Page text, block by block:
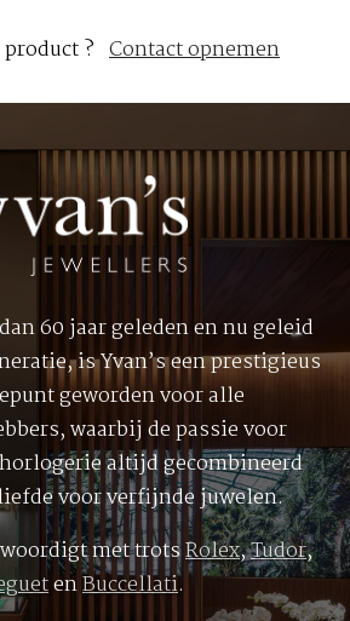
? Contact opnemen
60 jaar geleden en nu geleid
is Yvan’s een prestigieus
geworden voor alle
waarbij de passie voor
altijd gecombineerd
voor verfijnde juwelen.
met trotsRolex,Tudor,
enBuccellati.